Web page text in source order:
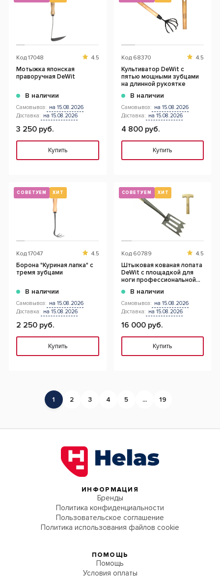
Код 17048 4.5
Мотыжка японская
праворучная DeWit
В наличии
Самовывоз: на 15.08.2026
Доставка: на 15.08.2026
3 250 руб.
Купить
Код 68370 4.5
Культиватор DeWit с
пятью мощными зубцами
на длинной рукоятке
В наличии
Самовывоз: на 15.08.2026
Доставка: на 15.08.2026
4 800 руб.
Купить
СОВЕТУЕМ ХИТ
Код 17047 4.5
Борона "Куриная лапка" с
тремя зубцами
В наличии
Самовывоз: на 15.08.2026
Доставка: на 15.08.2026
2 250 руб.
Купить
СОВЕТУЕМ ХИТ
Код 60789 4.5
Штыковая кованая лопата
DeWit с площадкой для
ноги профессиональной
В наличии
Самовывоз: на 15.08.2026
Доставка: на 15.08.2026
16 000 руб.
Купить
1 2 3 4 5 ... 19
ИНФОРМАЦИЯ
Бренды
Политика конфиденциальности
Пользовательское соглашение
Политика использования файлов cookie
ПОМОЩЬ
Помощь
Условия оплаты